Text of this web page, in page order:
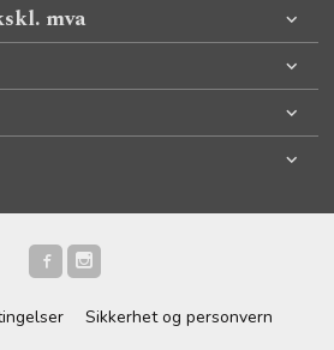
mva
Sikkerhet og personvern